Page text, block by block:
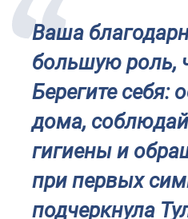
Ваша
большую роль,
Берегите себя:
дома,
гигиены и
при первых
подчеркнула